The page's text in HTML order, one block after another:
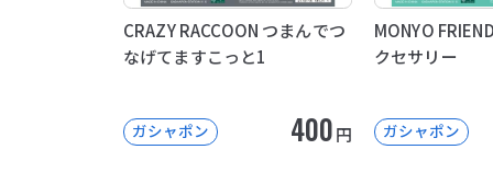
CRAZY RACCOON つまんでつ
なげてますこっと1
ガシャポン 400円
MONYO
クセサリー
ガシャポン